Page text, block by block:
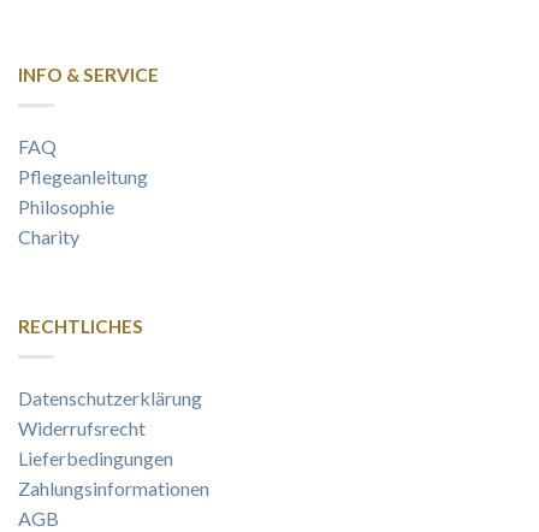
INFO & SERVICE
FAQ
Pflegeanleitung
Philosophie
Charity
RECHTLICHES
Datenschutzerklärung
Widerrufsrecht
Lieferbedingungen
Zahlungsinformationen
AGB